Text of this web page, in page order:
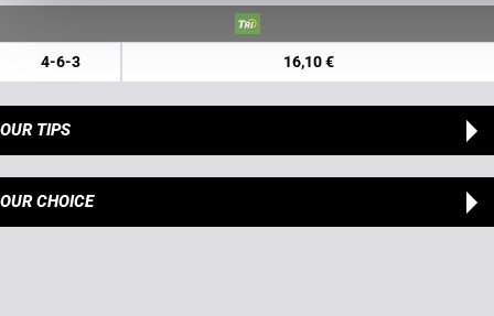
4-6-3 16,10 €
OUR TIPS
OUR CHOICE